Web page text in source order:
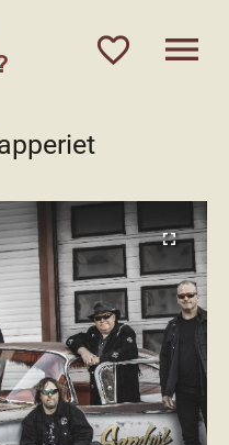
favorite_outlinedmenu
fullscreen